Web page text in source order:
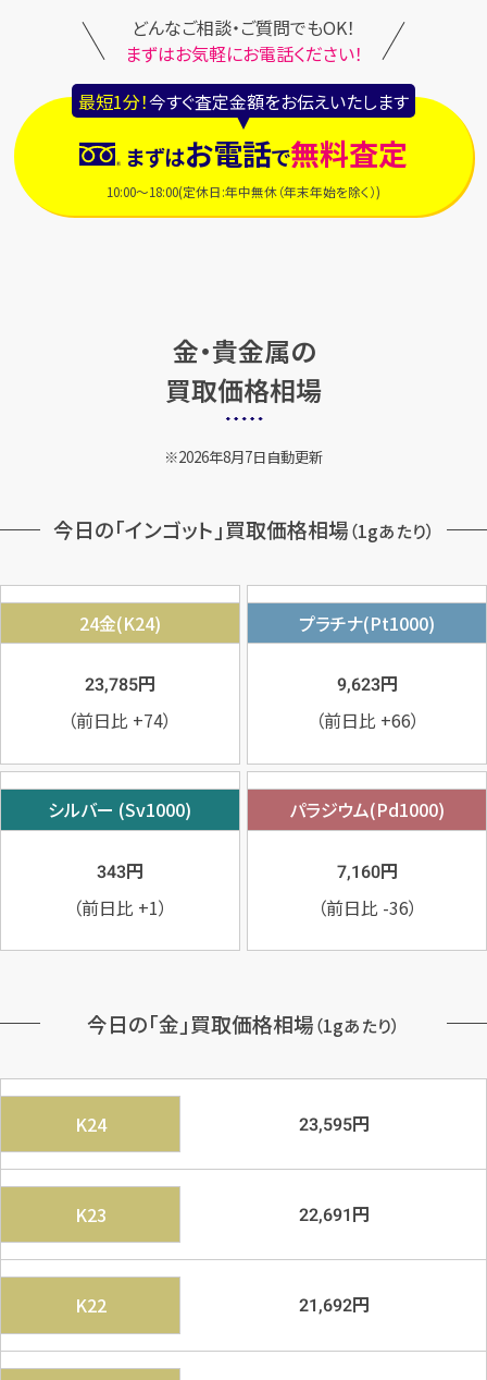
どんなご相談・ご質問でもOK！
まずはお気軽にお電話ください！
最短1分！今すぐ査定金額をお伝えいたします
まずはお電話で無料査定
10:00～18:00(定休日:年中無休（年末年始を除く）)
金・貴金属の
買取価格相場
2026年8月7日自動更新
今日の「インゴット」買取価格相場（1gあたり）
24金(K24)
23,785円
（前日比 +74）
プラチナ(Pt1000)
9,623円
（前日比 +66）
シルバー (Sv1000)
343円
（前日比 +1）
パラジウム(Pd1000)
7,160円
（前日比 -36）
今日の「金」買取価格相場（1gあたり）
K24 23,595円
K23 22,691円
K22 21,692円